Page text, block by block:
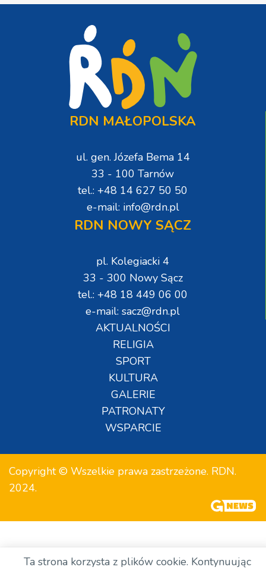
RDN MAŁOPOLSKA
ul. gen. Józefa Bema 14
33 - 100 Tarnów
tel.: +48 14 627 50 50
e-mail: info@rdn.pl
RDN NOWY SĄCZ
pl. Kolegiacki 4
33 - 300 Nowy Sącz
tel.: +48 18 449 06 00
e-mail: sacz@rdn.pl
AKTUALNOŚCI
RELIGIA
SPORT
KULTURA
GALERIE
PATRONATY
WSPARCIE
Copyright © Wszelkie prawa zastrzeżone. RDN.
2024.
Ta strona korzysta z plików cookie. Kontynuując